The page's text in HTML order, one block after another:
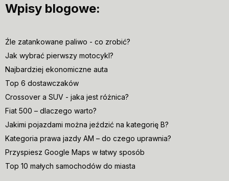
Wpisy blogowe:
Źle zatankowane paliwo - co zrobić?
Jak wybrać pierwszy motocykl?
Najbardziej ekonomiczne auta
Top 6 dostawczaków
Crossover a SUV - jaka jest różnica?
Fiat 500 – dlaczego warto?
Jakimi pojazdami można jeździć na kategorię B?
Kategoria prawa jazdy AM – do czego uprawnia?
Przyspiesz Google Maps w łatwy sposób
Top 10 małych samochodów do miasta